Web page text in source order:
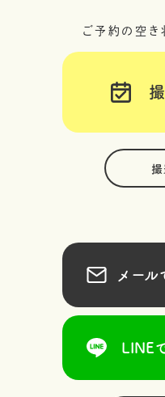
ご予約の空き
撮
撮
メールで
LINEで